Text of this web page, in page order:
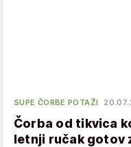
SUPE ČORBE POTAŽI
Čorba od tikvica
letnji ručak gotov